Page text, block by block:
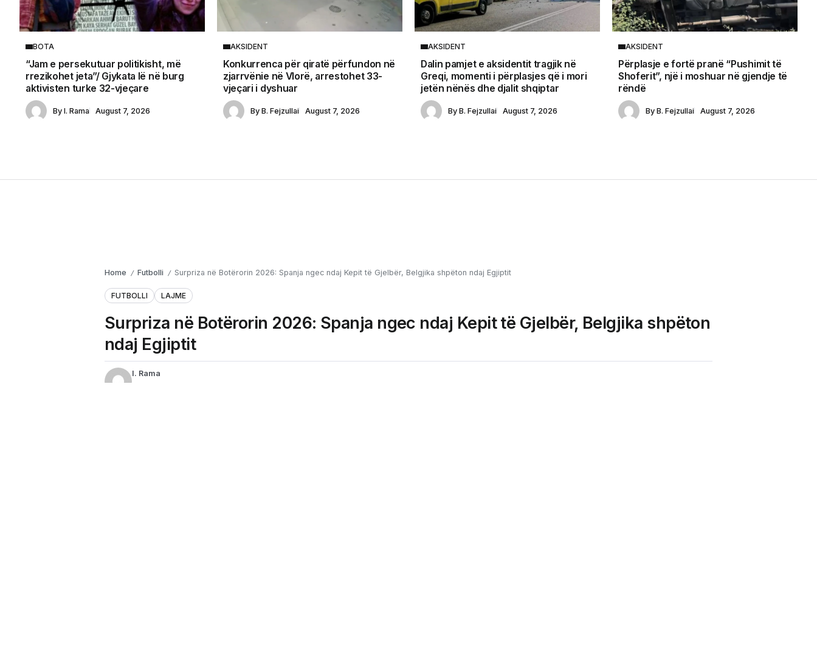
BOTA
“Jam e persekutuar politikisht, më
rrezikohet jeta”/ Gjykata lë në burg
aktivisten turke 32-vjeçare
By I. Rama August 7, 2026
AKSIDENT
Konkurrenca për qiratë përfundon në
zjarrvënie në Vlorë, arrestohet 33-
vjeçari i dyshuar
By B. Fejzullai August 7, 2026
AKSIDENT
Dalin pamjet e aksidentit tragjik në
Greqi, momenti i përplasjes që i mori
jetën nënës dhe djalit shqiptar
By B. Fejzullai August 7, 2026
AKSIDENT
Përplasje e fortë pranë “Pushimit të
Shoferit”, një i moshuar në gjendje të
rëndë
By B. Fejzullai August 7, 2026
Home / Futbolli / Surpriza në Botërorin 2026: Spanja ngec ndaj Kepit të Gjelbër, Belgjika shpëton ndaj Egjiptit
FUTBOLLI LAJME
Surpriza në Botërorin 2026: Spanja ngec ndaj Kepit të Gjelbër, Belgjika shpëton
ndaj Egjiptit
I. Rama